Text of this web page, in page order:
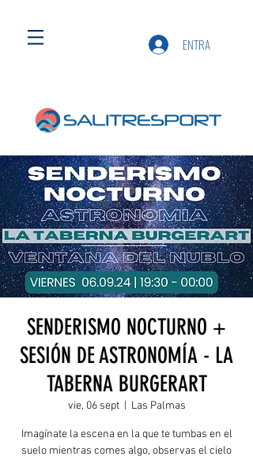
ENTRA
SENDERISMO NOCTURNO +
SESIÓN DE ASTRONOMÍA - LA
TABERNA BURGERART
vie, 06 sept
  |
Las Palmas
Imagínate la escena en la que te tumbas en el
suelo mientras comes algo, observas el cielo